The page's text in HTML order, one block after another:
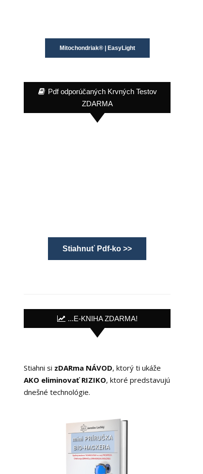
Mitochondriak® | EasyLight
Pdf odporúčaných Krvných Testov
ZDARMA
Stiahnuť Pdf-ko >>
...E-KNIHA ZDARMA!
Stiahni si zDARma NÁVOD, ktorý ti ukáže
AKO eliminovať RIZIKO, ktoré predstavujú
dnešné technológie.